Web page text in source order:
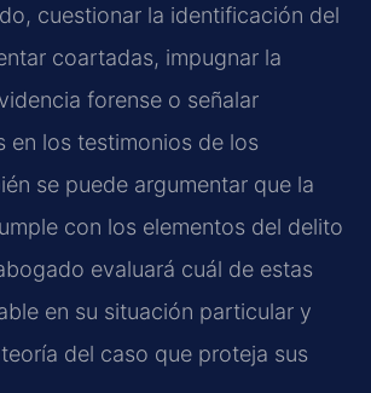
cuestionar la identificación del
coartadas, impugnar la
forense o señalar
en los testimonios de los
se puede argumentar que la
con los elementos del delito
evaluará cuál de estas
en su situación particular y
del caso que proteja sus